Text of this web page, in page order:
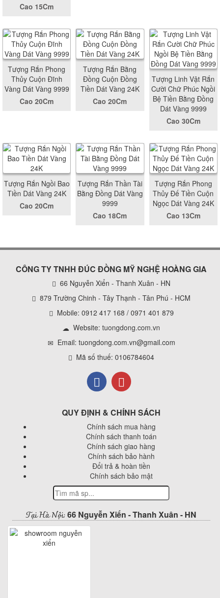
Cao 15Cm
Tượng Rắn Phong
Thủy Cuộn Đĩnh
Vàng Dát Vàng 9999
Cao 20Cm
Tượng Rắn Bằng
Đồng Cuộn Đồng
Tiền Dát Vàng 24K
Cao 20Cm
Tượng Linh Vật Rắn
Cười Chữ Phúc Ngồi
Bệ Tiền Bằng Đồng
Dát Vàng 9999
Cao 30Cm
Tượng Rắn Ngồi Bao
Tiền Dát Vàng 24K
Cao 20Cm
Tượng Rắn Thần Tài
Bằng Đồng Dát Vàng
9999
Cao 18Cm
Tượng Rắn Phong
Thủy Đế Tiền Cuộn
Ngọc Dát Vàng 24K
Cao 13Cm
CÔNG TY TNHH ĐÚC ĐỒNG MỸ NGHỆ HOÀNG GIA
66 Nguyễn Xiển - Thanh Xuân - HN
879 Trường Chinh - Tây Thạnh - Tân Phú - HCM
Mobile: 0912 417 168 / 0971 401 879
Website: tuongdong.com.vn
Email: tuongdong.com.vn@gmail.com
Mã số thuế: 0106784604
QUY ĐỊNH & CHÍNH SÁCH
Chính sách mua hàng
Chính sách thanh toán
Chính sách giao hàng
Chính sách bảo hành
Đổi trả & hoàn tiền
Chính sách bảo mật
Tại Hà Nội: 66 Nguyễn Xiển - Thanh Xuân - HN